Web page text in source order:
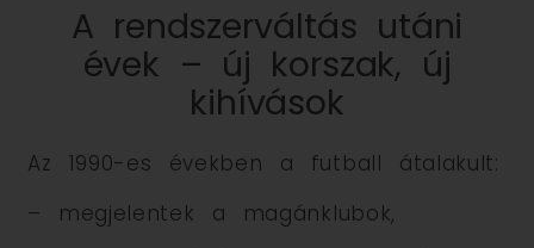
A rendszerváltás utáni
évek – új korszak, új
kihívások
Az 1990-es években a futball átalakult:
– megjelentek a magánklubok,